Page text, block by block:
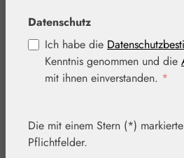
Bildergalerie überspringen
Datenschutz
Ich habe die
Kenntnis genommen und die
mit ihnen einverstanden. *
Die mit einem Stern (*)
Pflichtfelder.